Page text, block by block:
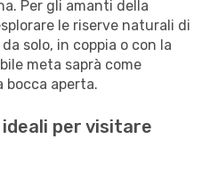
Per gli amanti della
le riserve naturali di
solo, in coppia o con la
meta saprà come
bocca aperta.
per visitare